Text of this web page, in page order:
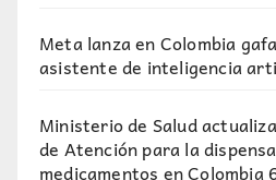
Meta lanza en Colombia
asistente de inteligencia
Ministerio de Salud
de Atención para la
medicamentos en Colombia